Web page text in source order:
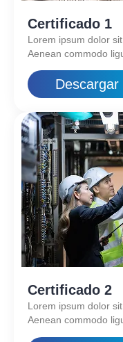
Certificado 1
Lorem ipsum dolor
Aenean commodo
Descargar
Certificado 2
Lorem ipsum dolor
Aenean commodo